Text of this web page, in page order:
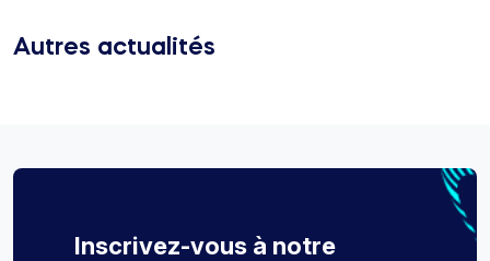
Autres actualités
Inscrivez-vous à notre